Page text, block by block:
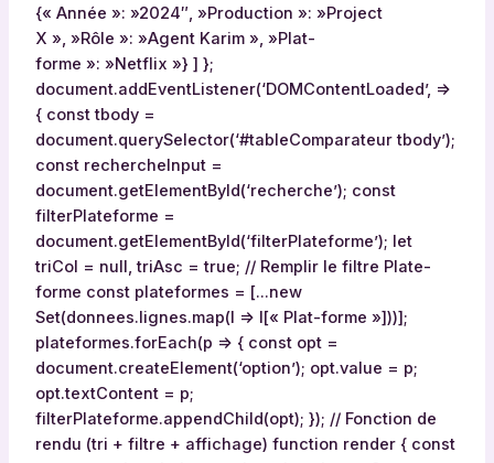
{« Année »: »2024″, »Production »: »Project
X », »Rôle »: »Agent Karim », »Plat-
forme »: »Netflix »} ] };
document.addEventListener(‘DOMContentLoaded’, =>
{ const tbody =
document.querySelector(‘#tableComparateur tbody’);
const rechercheInput =
document.getElementById(‘recherche’); const
filterPlateforme =
document.getElementById(‘filterPlateforme’); let
triCol = null, triAsc = true; // Remplir le filtre Plate-
forme const plateformes = […new
Set(donnees.lignes.map(l => l[« Plat-forme »]))];
plateformes.forEach(p => { const opt =
document.createElement(‘option’); opt.value = p;
opt.textContent = p;
filterPlateforme.appendChild(opt); }); // Fonction de
rendu (tri + filtre + affichage) function render { const